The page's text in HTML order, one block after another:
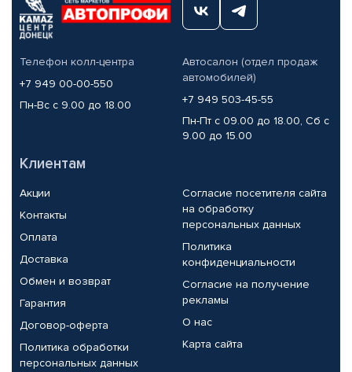
Телефон колл-центра
+7 949 00-00-550
Пн-Вс с 9.00 до 18.00
Автосалон (отдел продаж
автомобилей)
+7 949 503-45-55
Пн-Пт с 09.00 до 18.00, Сб с
9.00 до 15.00
Клиентам
Акции
Контакты
Оплата
Доставка
Обмен и возврат
Гарантия
Договор-оферта
Политика обработки
персональных данных
Согласие посетителя сайта
на обработку
персональных данных
Политика
конфиденциальности
Согласие на получение
рекламы
О нас
Карта сайта